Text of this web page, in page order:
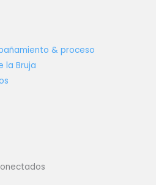
& proceso
la Bruja